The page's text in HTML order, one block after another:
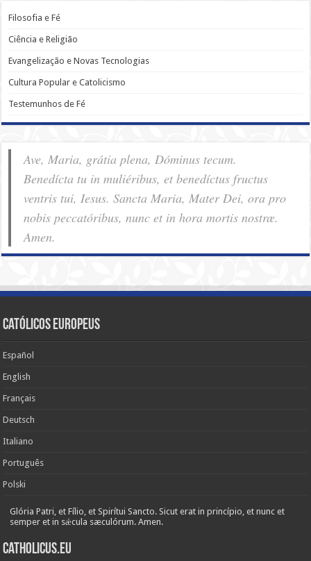
Filosofia e Fé
Ciência e Religião
Evangelização e Novas Tecnologias
Cultura Popular e Catolicismo
Testemunhos de Fé
Ave, Maria, grátia plena, Dóminus tecum.
Benedícta tu in muliéribus, et benedíctus fructus
ventris tui, Iesus. Sancta Maria, Mater Dei, ora pro
nobis pec­ca­tóribus, nunc et in hora mortis nostræ.
Amen.
Católicos Europeus
Español
English
Français
Deutsch
Italiano
Português
Polski
Glória Patri, et Fílio, et Spirítui Sancto. Sicut erat in princípio, et nunc et
semper et in sǽcula sæculórum. Amen.
Catholicus.eu